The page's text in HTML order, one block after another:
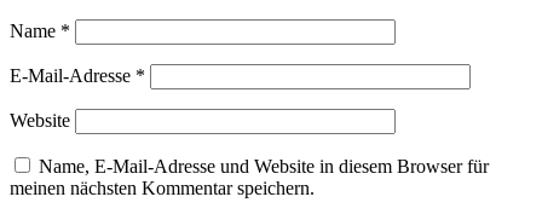
Name *
E-Mail-Adresse *
Website
Name, E-Mail-Adresse und Website in diesem Browser für
meinen nächsten Kommentar speichern.